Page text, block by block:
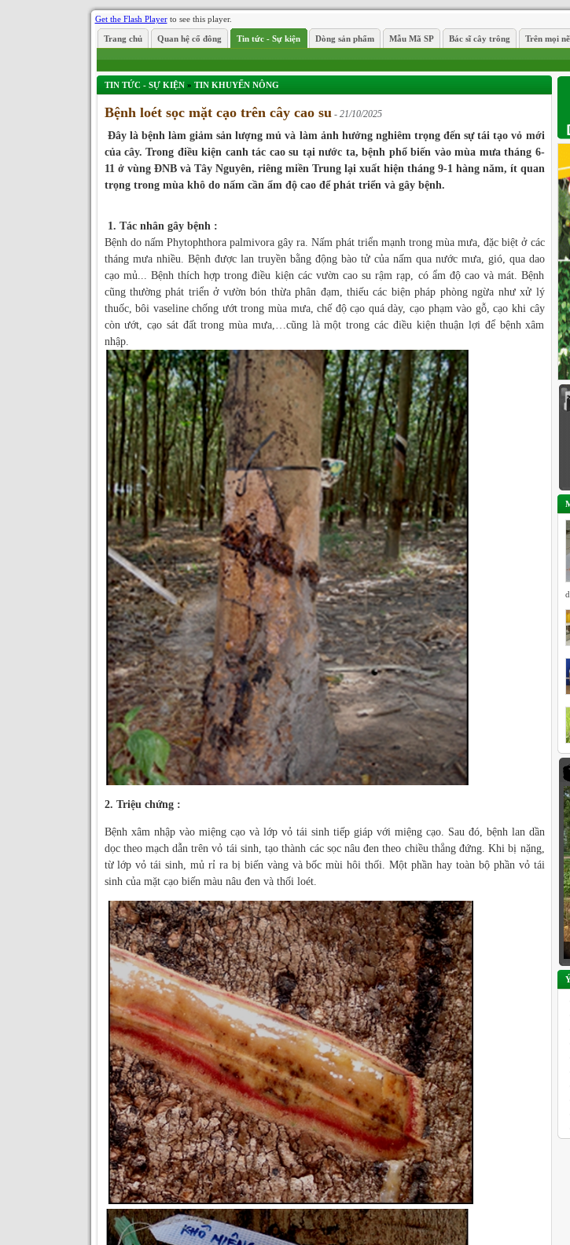
Get the Flash Playerto see this player.
Trang chủ Quan hệ cổ đông Tin tức - Sự kiện Dòng sản phẩm Mẫu Mã SP Bác sĩ cây trông Trên mọi
TIN TỨC - SỰ KIỆN » TIN KHUYẾN NÔNG
Bệnh loét sọc mặt cạo trên cây cao su- 21/10/2025
Đây là bệnh làm giảm sản lượng mủ và làm ảnh hưởng nghiêm trọng đến sự tái tạo vỏ mới
của cây. Trong điều kiện canh tác cao su tại nước ta, bệnh phổ biến vào mùa mưa tháng 6-
11 ở vùng ĐNB và Tây Nguyên, riêng miền Trung lại xuất hiện tháng 9-1 hàng năm, ít quan
trọng trong mùa khô do nấm cần ẩm độ cao để phát triển và gây bệnh.
1. Tác nhân gây bệnh :
Bệnh do nấm Phytophthora palmivora gây ra. Nấm phát triển mạnh trong mùa mưa, đặc biệt ở các
tháng mưa nhiều. Bệnh được lan truyền bằng động bào tử của nấm qua nước mưa, gió, qua dao
cạo mủ... Bệnh thích hợp trong điều kiện các vườn cao su rậm rạp, có ẩm độ cao và mát. Bệnh
cũng thường phát triển ở vườn bón thừa phân đạm, thiếu các biện pháp phòng ngừa như xử lý
thuốc, bôi vaseline chống ướt trong mùa mưa, chế độ cạo quá dày, cạo phạm vào gỗ, cạo khi cây
còn ướt, cạo sát đất trong mùa mưa,…cũng là một trong các điều kiện thuận lợi để bệnh xâm
nhập.
2. Triệu chứng :
Bệnh xâm nhập vào miệng cạo và lớp vỏ tái sinh tiếp giáp với miệng cạo. Sau đó, bệnh lan dần
dọc theo mạch dẫn trên vỏ tái sinh, tạo thành các sọc nâu đen theo chiều thẳng đứng. Khi bị nặng,
từ lớp vỏ tái sinh, mủ rỉ ra bị biến vàng và bốc mùi hôi thối. Một phần hay toàn bộ phần vỏ tái
sinh của mặt cạo biến màu nâu đen và thối loét.